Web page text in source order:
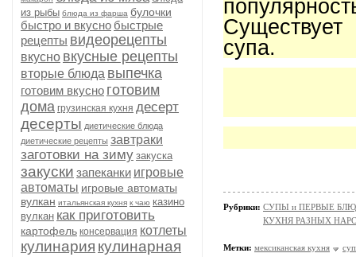
из рыбы блюда из фарша булочки
быстро и вкусно быстрые
рецепты видеорецепты
вкусно вкусные рецепты
вторые блюда выпечка
готовим вкусно готовим
дома грузинская кухня десерт
десерты диетические блюда
диетические рецепты завтраки
заготовки на зиму закуска
закуски запеканки игровые
автоматы игровые автоматы
вулкан итальянская кухня к чаю казино
вулкан как приготовить
картофель консервация котлеты
кулинария кулинарная
Существует
супа.
Рубрики: СУПЫ и ПЕРВЫЕ
КУХНЯ РАЗНЫХ
Метки: мексиканская кухня суп